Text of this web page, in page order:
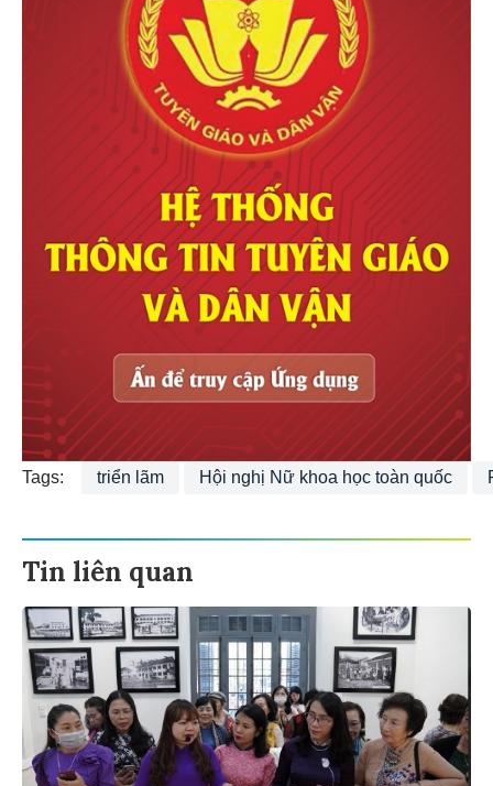
Tags: triển lãm Hội nghị Nữ khoa học toàn quốc
Tin liên quan